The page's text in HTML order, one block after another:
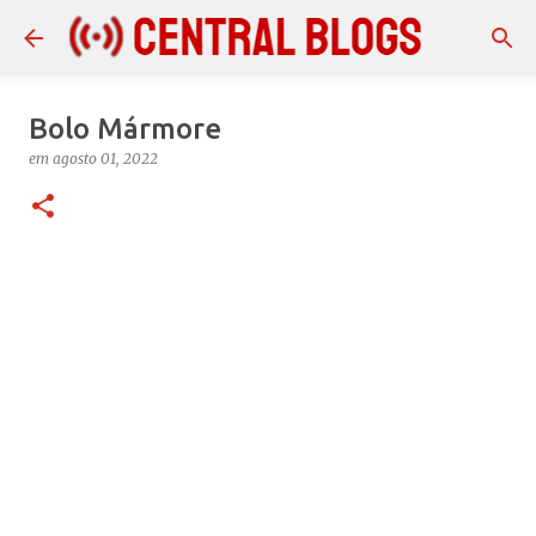
Pular para o conteúdo principal
Bolo Mármore
em agosto 01, 2022